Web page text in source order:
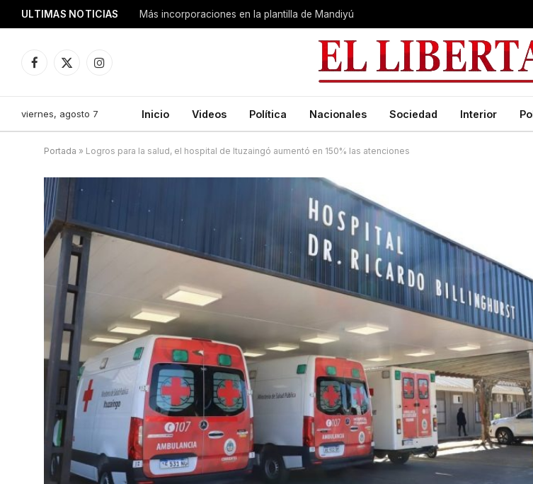
ULTIMAS NOTICIAS Más incorporaciones en la plantilla de Mandiyú
Facebook
X
Instagram
viernes, agosto 7 Inicio Videos Política Nacionales Sociedad Interior
Portada » Logros para la salud, el hospital de Ituzaingó aumentó en 150% las atenciones